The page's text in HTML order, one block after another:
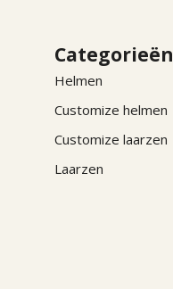
Categorieën
Helmen
Customize helmen
Customize laarzen
Laarzen